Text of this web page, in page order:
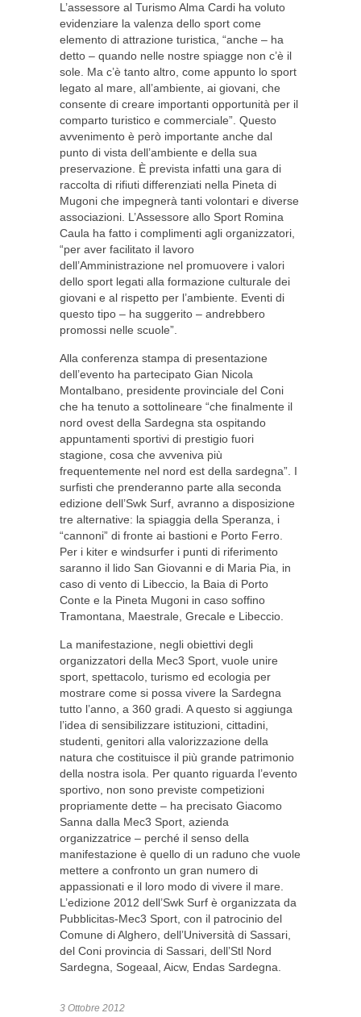
L’assessore al Turismo Alma Cardi ha voluto
evidenziare la valenza dello sport come
elemento di attrazione turistica, “anche – ha
detto – quando nelle nostre spiagge non c’è il
sole. Ma c’è tanto altro, come appunto lo sport
legato al mare, all’ambiente, ai giovani, che
consente di creare importanti opportunità per il
comparto turistico e commerciale”. Questo
avvenimento è però importante anche dal
punto di vista dell’ambiente e della sua
preservazione. È prevista infatti una gara di
raccolta di rifiuti differenziati nella Pineta di
Mugoni che impegnerà tanti volontari e diverse
associazioni. L’Assessore allo Sport Romina
Caula ha fatto i complimenti agli organizzatori,
“per aver facilitato il lavoro
dell’Amministrazione nel promuovere i valori
dello sport legati alla formazione culturale dei
giovani e al rispetto per l’ambiente. Eventi di
questo tipo – ha suggerito – andrebbero
promossi nelle scuole”.
Alla conferenza stampa di presentazione
dell’evento ha partecipato Gian Nicola
Montalbano, presidente provinciale del Coni
che ha tenuto a sottolineare “che finalmente il
nord ovest della Sardegna sta ospitando
appuntamenti sportivi di prestigio fuori
stagione, cosa che avveniva più
frequentemente nel nord est della sardegna”. I
surfisti che prenderanno parte alla seconda
edizione dell’Swk Surf, avranno a disposizione
tre alternative: la spiaggia della Speranza, i
“cannoni” di fronte ai bastioni e Porto Ferro.
Per i kiter e windsurfer i punti di riferimento
saranno il lido San Giovanni e di Maria Pia, in
caso di vento di Libeccio, la Baia di Porto
Conte e la Pineta Mugoni in caso soffino
Tramontana, Maestrale, Grecale e Libeccio.
La manifestazione, negli obiettivi degli
organizzatori della Mec3 Sport, vuole unire
sport, spettacolo, turismo ed ecologia per
mostrare come si possa vivere la Sardegna
tutto l’anno, a 360 gradi. A questo si aggiunga
l’idea di sensibilizzare istituzioni, cittadini,
studenti, genitori alla valorizzazione della
natura che costituisce il più grande patrimonio
della nostra isola. Per quanto riguarda l’evento
sportivo, non sono previste competizioni
propriamente dette – ha precisato Giacomo
Sanna dalla Mec3 Sport, azienda
organizzatrice – perché il senso della
manifestazione è quello di un raduno che vuole
mettere a confronto un gran numero di
appassionati e il loro modo di vivere il mare.
L’edizione 2012 dell’Swk Surf è organizzata da
Pubblicitas-Mec3 Sport, con il patrocinio del
Comune di Alghero, dell’Università di Sassari,
del Coni provincia di Sassari, dell’Stl Nord
Sardegna, Sogeaal, Aicw, Endas Sardegna.
3 Ottobre 2012